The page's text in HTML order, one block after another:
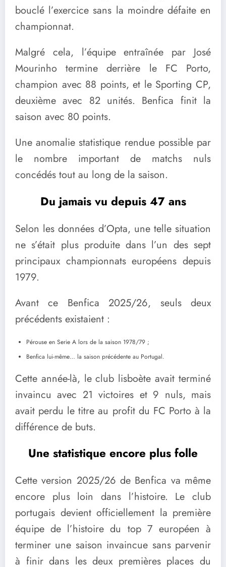
bouclé l’exercice sans la moindre défaite en
championnat.
Malgré cela, l’équipe entraînée par José
Mourinho termine derrière le FC Porto,
champion avec 88 points, et le Sporting CP,
deuxième avec 82 unités. Benfica finit la
saison avec 80 points.
Une anomalie statistique rendue possible par
le nombre important de matchs nuls
concédés tout au long de la saison.
Du jamais vu depuis 47 ans
Selon les données d’Opta, une telle situation
ne s’était plus produite dans l’un des sept
principaux championnats européens depuis
1979.
Avant ce Benfica 2025/26, seuls deux
précédents existaient :
Pérouse en Serie A lors de la saison 1978/79 ;
Benfica lui-même… la saison précédente au Portugal.
Cette année-là, le club lisboète avait terminé
invaincu avec 21 victoires et 9 nuls, mais
avait perdu le titre au profit du FC Porto à la
différence de buts.
Une statistique encore plus folle
Cette version 2025/26 de Benfica va même
encore plus loin dans l’histoire. Le club
portugais devient officiellement la première
équipe de l’histoire du top 7 européen à
terminer une saison invaincue sans parvenir
à finir dans les deux premières places du